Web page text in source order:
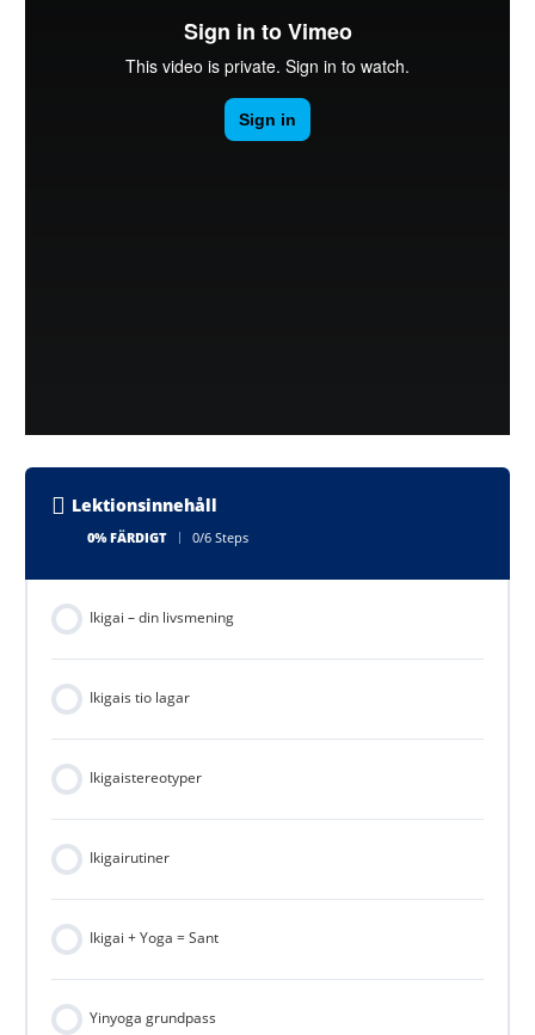
Lektionsinnehåll
0% FÄRDIGT 0/6 Steps
Ikigai – din livsmening
Ikigais tio lagar
Ikigaistereotyper
Ikigairutiner
Ikigai + Yoga = Sant
Yinyoga grundpass